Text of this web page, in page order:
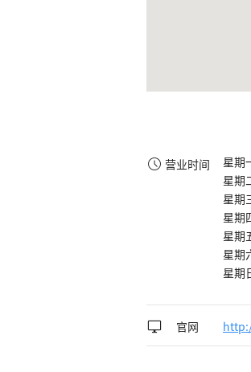
营业时间
星期
星期
星期
星期
星期
星期
星期
官网